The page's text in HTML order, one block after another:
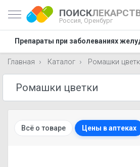
ПОИСК
Россия, Оренбург
Препараты при заболеваниях
Главная Каталог Ромашки
Всё о товаре Цены в аптеках